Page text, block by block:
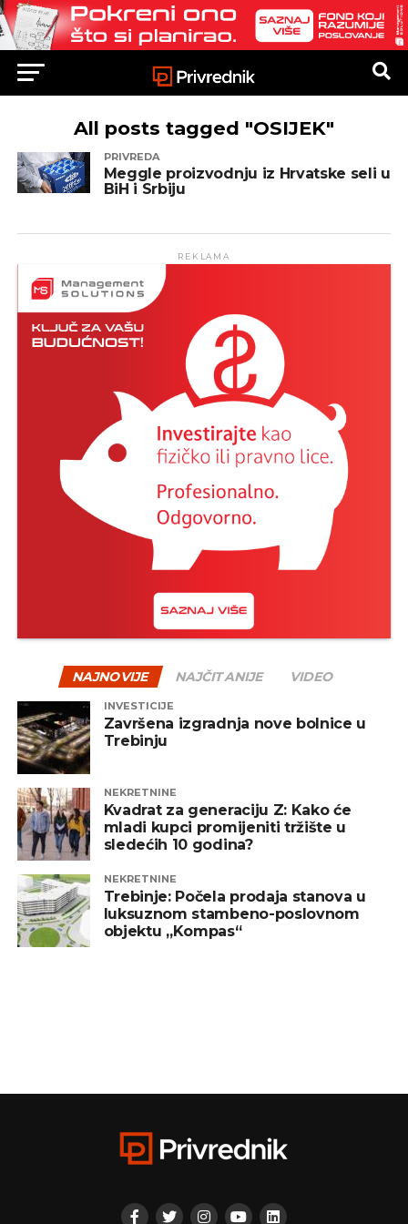
All posts tagged "OSIJEK"
PRIVREDA
Meggle proizvodnju iz Hrvatske seli u
BiH i Srbiju
REKLAMA
NAJNOVIJE NAJČITANIJE VIDEO
INVESTICIJE
Završena izgradnja nove bolnice u
Trebinju
NEKRETNINE
Kvadrat za generaciju Z: Kako će
mladi kupci promijeniti tržište u
sledećih 10 godina?
NEKRETNINE
Trebinje: Počela prodaja stanova u
luksuznom stambeno-poslovnom
objektu „Kompas“